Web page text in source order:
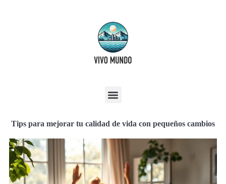
Tips para mejorar tu calidad de vida con pequeños cambios